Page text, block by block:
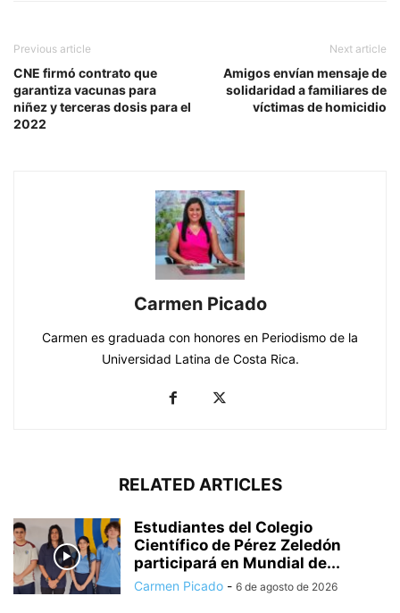
Previous article
CNE firmó contrato que
garantiza vacunas para
niñez y terceras dosis para el
2022
Next article
Amigos envían mensaje de
solidaridad a familiares de
víctimas de homicidio
Carmen Picado
Carmen es graduada con honores en Periodismo de la
Universidad Latina de Costa Rica.
RELATED ARTICLES
Estudiantes del Colegio
Científico de Pérez Zeledón
participará en Mundial de...
Carmen Picado - 6 de agosto de 2026